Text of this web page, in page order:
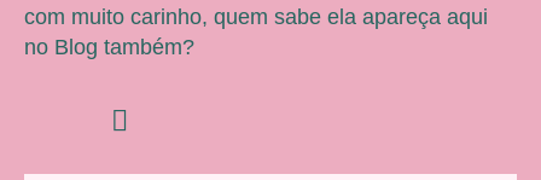
com muito carinho, quem sabe ela apareça aqui
no Blog também?